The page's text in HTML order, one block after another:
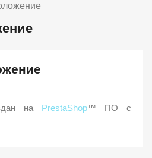
на PrestaShop™ ПО с